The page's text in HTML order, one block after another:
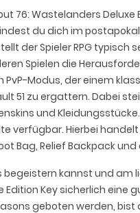
76: Wastelanders Deluxe
du dich im
der Spieler RPG
Spielen die
Modus, der einem
51 zu ergattern. Dabei
und
verfügbar. Hierbei
Bag, Relief Backpack
begeistern kannst und
Edition Key sicherlich
geboten werden,